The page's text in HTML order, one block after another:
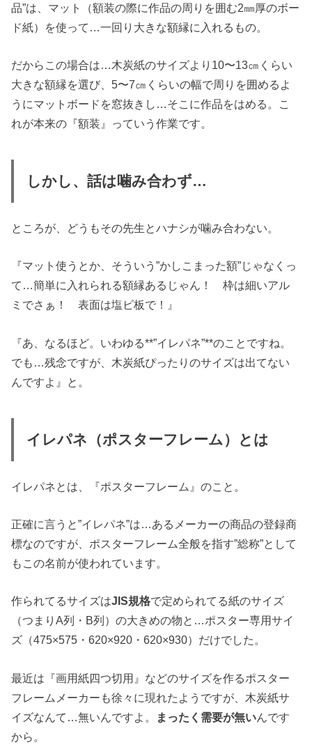
品”は、マット（額装の際に作品の周りを囲む2㎜厚のボー
ド紙）を使って…一回り大きな額縁に入れるもの。
だからこの場合は…木炭紙のサイズより10〜13㎝くらい
大きな額縁を選び、5〜7㎝くらいの幅で周りを囲めるよ
うにマットボードを窓抜きし…そこに作品をはめる。こ
れが本来の『額装』っていう作業です。
しかし、話は噛み合わず…
ところが、どうもその先生とハナシが噛み合わない。
『マット使うとか、そういう”かしこまった額”じゃなくっ
て…簡単に入れられる額縁あるじゃん！ 枠は細いアル
ミでさぁ！ 表面は塩ビ板で！』
『あ、なるほど。いわゆる**”イレパネ”**のことですね。
でも…残念ですが、木炭紙ぴったりのサイズは出てない
んですよ』と。
イレパネ（ポスターフレーム）とは
イレパネとは、『ポスターフレーム』のこと。
正確に言うと”イレパネ”は…あるメーカーの商品の登録商
標なのですが、ポスターフレーム全般を指す”総称”として
もこの名前が使われています。
作られてるサイズはJIS規格で定められてる紙のサイズ
（つまりA列・B列）の大きめの物と…ポスター専用サイ
ズ（475×575・620×920・620×930）だけでした。
最近は『画用紙四つ切用』などのサイズを作るポスター
フレームメーカーも徐々に現れたようですが、木炭紙サ
イズなんて…無いんですよ。
まったく需要が無いんです
から。